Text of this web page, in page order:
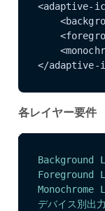
<adaptive-
</adaptive-
各レイヤー要件
Background
Foreground
Monochrome
デバイス別出